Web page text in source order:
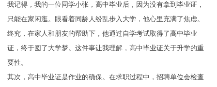
我记得，我的一位同学小张，高中毕业后，因为没有拿到毕业证，
只能在家闲逛。眼看着同龄人纷乱步入大学，他心里充满了焦虑。
终究，在家人和朋友的帮助下，他通过自学考试取得了高中毕业
证，终于圆了大学梦。这件事让我理解，高中毕业证关于升学的重
要性。
其次，高中毕业证是作业的确保。在求职过程中，招聘单位会检查